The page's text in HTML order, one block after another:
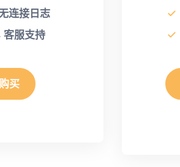
连接日志
客服支持
买